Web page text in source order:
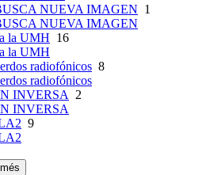
NUEVA IMAGEN 1
NUEVA IMAGEN
la UMH 16
la UMH
radiofónicos 8
radiofónicos
INVERSA
2
INVERSA
9